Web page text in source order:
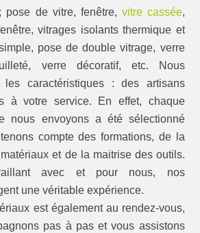
pose de vitre, fenêtre, vitre cassée,
vitrages isolants thermique et
pose de double vitrage, verre
verre décoratif, etc. Nous
les caractéristiques : des artisans
à votre service. En effet, chaque
nous envoyons a été sélectionné
compte des formations, de la
et de la maitrise des outils.
avec et pour nous, nos
une véritable expérience.
est également au rendez-vous,
pas à pas et vous assistons